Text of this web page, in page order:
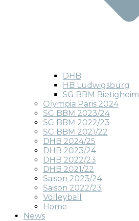
DHB
HB Ludwigsburg
SG BBM Bietigheim
Olympia Paris 2024
SG BBM 2023/24
SG BBM 2022/23
SG BBM 2021/22
DHB 2024/25
DHB 2023/24
DHB 2022/23
DHB 2021/22
Saison 2023/24
Saison 2022/23
Volleyball
Home
News